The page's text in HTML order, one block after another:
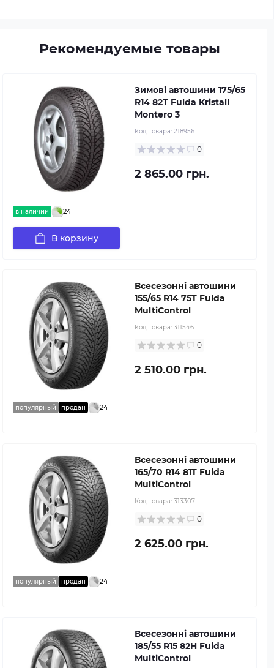
Рекомендуемые товары
в наличии 24
Зимові автошини 175/65
R14 82T Fulda Kristall
Montero 3
Код товара: 218956
0
2 865.00 грн.
В корзину
популярный продан 24
Всесезонні автошини
155/65 R14 75T Fulda
MultiControl
Код товара: 311546
0
2 510.00 грн.
популярный продан 24
Всесезонні автошини
165/70 R14 81T Fulda
MultiControl
Код товара: 313307
0
2 625.00 грн.
Всесезонні автошини
185/55 R15 82H Fulda
MultiControl